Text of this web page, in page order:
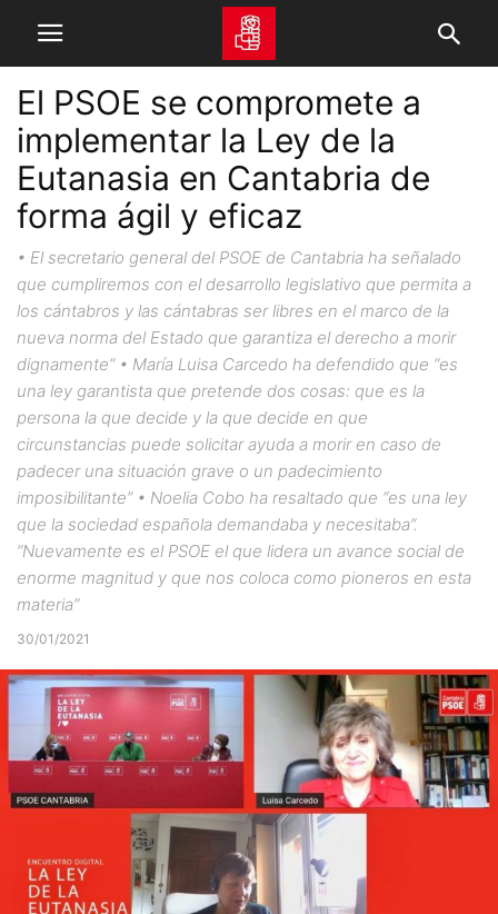
El PSOE se compromete a
implementar la Ley de la
Eutanasia en Cantabria de
forma ágil y eficaz
• El secretario general del PSOE de Cantabria ha señalado
que cumpliremos con el desarrollo legislativo que permita a
los cántabros y las cántabras ser libres en el marco de la
nueva norma del Estado que garantiza el derecho a morir
dignamente” • María Luisa Carcedo ha defendido que “es
una ley garantista que pretende dos cosas: que es la
persona la que decide y la que decide en que
circunstancias puede solicitar ayuda a morir en caso de
padecer una situación grave o un padecimiento
imposibilitante” • Noelia Cobo ha resaltado que “es una ley
que la sociedad española demandaba y necesitaba”.
“Nuevamente es el PSOE el que lidera un avance social de
enorme magnitud y que nos coloca como pioneros en esta
materia”
30/01/2021